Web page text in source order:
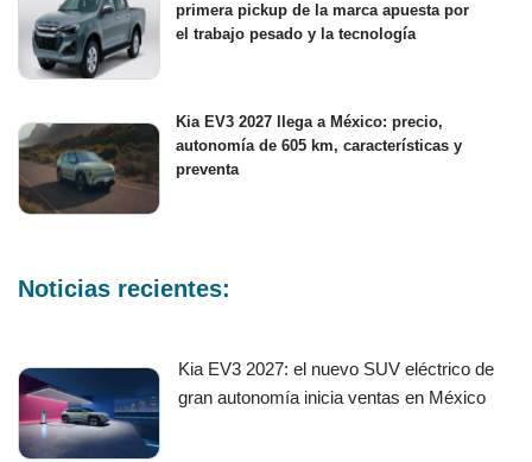
primera pickup de la marca apuesta por
el trabajo pesado y la tecnología
Kia EV3 2027 llega a México: precio,
autonomía de 605 km, características y
preventa
Noticias recientes:
Kia EV3 2027: el nuevo SUV eléctrico de
gran autonomía inicia ventas en México